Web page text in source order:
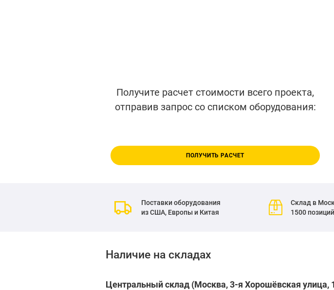
Получите расчет стоимости всего проекта,
отправив запрос со списком оборудования:
ПОЛУЧИТЬ РАСЧЕТ
Поставки оборудования
из США, Европы и Китая
Склад в
1500
Наличие на складах
Центральный склад (Москва, 3-я Хорошёвская улица,